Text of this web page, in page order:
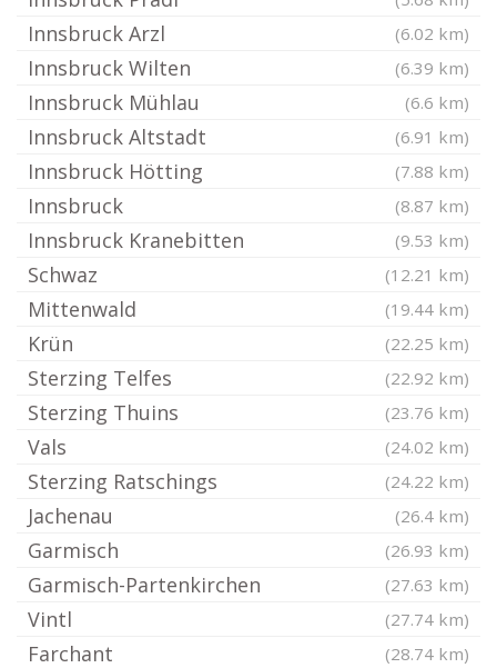
Innsbruck Arzl (6.02 km)
Innsbruck Wilten (6.39 km)
Innsbruck Mühlau (6.6 km)
Innsbruck Altstadt (6.91 km)
Innsbruck Hötting (7.88 km)
Innsbruck (8.87 km)
Innsbruck Kranebitten (9.53 km)
Schwaz (12.21 km)
Mittenwald (19.44 km)
Krün (22.25 km)
Sterzing Telfes (22.92 km)
Sterzing Thuins (23.76 km)
Vals (24.02 km)
Sterzing Ratschings (24.22 km)
Jachenau (26.4 km)
Garmisch (26.93 km)
Garmisch-Partenkirchen (27.63 km)
Vintl (27.74 km)
Farchant (28.74 km)